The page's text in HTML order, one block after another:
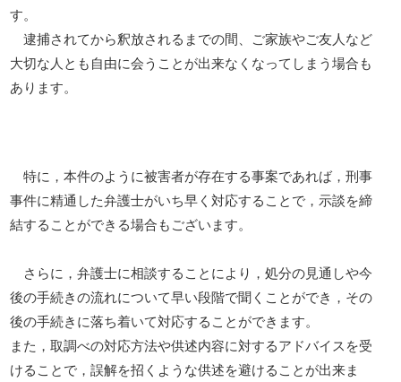
す。
逮捕されてから釈放されるまでの間、ご家族やご友人など
大切な人とも自由に会うことが出来なくなってしまう場合も
あります。
特に，本件のように被害者が存在する事案であれば，刑事
事件に精通した弁護士がいち早く対応することで，示談を締
結することができる場合もございます。
さらに，弁護士に相談することにより，処分の見通しや今
後の手続きの流れについて早い段階で聞くことができ，その
後の手続きに落ち着いて対応することができます。
また，取調べの対応方法や供述内容に対するアドバイスを受
けることで，誤解を招くような供述を避けることが出来ま